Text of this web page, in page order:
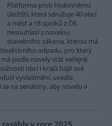
Platforma proti hlubinnému
úložišti, která sdružuje 40 obcí
a měst a 18 spolků z ČR,
nesouhlasí s novelou
stavebního zákona, kterou má
odpadu, pro který
podle novely stát veřejně
obcí i krajů hájit své
vyvlastnění, uvedla
na senátory, aby novelu v